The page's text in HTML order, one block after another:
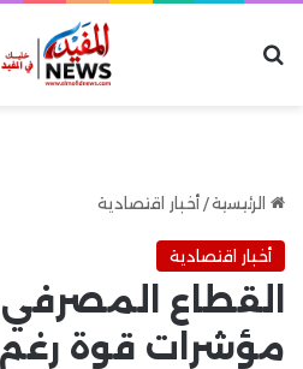
الرئيسية/ أخبار اقتصادية
أخبار اقتصادية
القطاع
مؤشرات قوة رغم